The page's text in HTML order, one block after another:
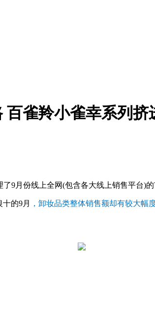
雀羚小雀幸系列挤
9月份线上全网(包含各大线上销售平台)的
的9月 ，卸妆品类整体销售额却有较大幅